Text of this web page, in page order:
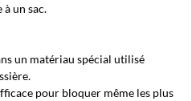
à un sac.
un matériau spécial utilisé
pour bloquer même les plus